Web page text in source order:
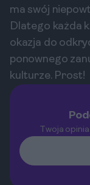
ma swój
Dlatego każda
okazja do
ponownego
kulturze. Prost!
Twoja